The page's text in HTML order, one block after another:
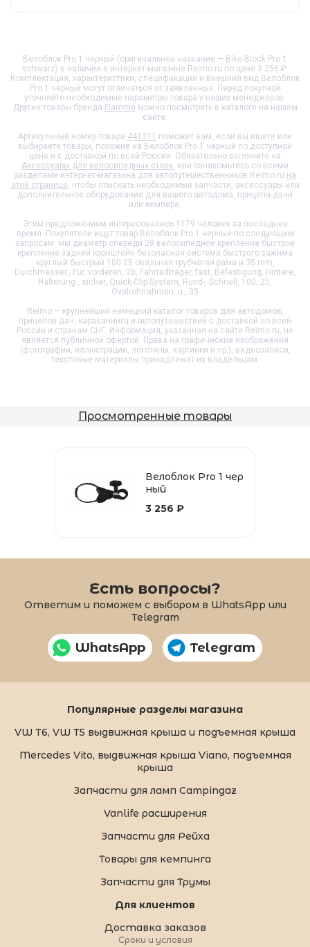
Велоблок Pro 1 черный (оригинальное название — Bike-Block Pro 1
schwarz) в наличии в интернет-магазине Reimo.ru по цене 3 256 ₽.
Комплектация, характеристики, спецификации и внешний вид Велоблок
Pro 1 черный могут отличаться от заявленных. Перед покупкой
уточняйте необходимые параметры товара у наших менеджеров.
Другие товары бренда Fiamma можно посмотреть в каталоге на нашем
сайте.
Артикульный номер товара 441311 поможет вам, если вы ищете или
выбираете товары, похожие на Велоблок Pro 1 черный по доступной
цене и с доставкой по всей России. Обязательно взгляните на
Аксессуары для велосипедных стоек , или ознакомьтесь со всеми
разделами интернет-магазина для автопутешественников Reimo.ru на
этой странице , чтобы отыскать необходимые запчасти, аксессуары или
дополнительное оборудование для вашего автодома, прицепа-дачи
или кемпера.
Этим предложением интересовались 1179 человек за последнее
время. Покупатели ищут товар Велоблок Pro 1 черный по следующим
запросам: мм диаметр спереди 28 велосипедное крепление быстрое
крепление задний кронштейн безопасная система быстрого зажима
круглый быстрый 100 25 овальная трубчатая рама и 35 mm,
Durchmesser., Für, vorderen, 28, Fahrradträger, fast, Befestigung, Hintere,
Halterung., sicher, Quick-Clip-System, Rund-, Schnell, 100, 25,
Ovalrohrrahmen, u., 35
Reimo — крупнейший немецкий каталог товаров для автодомов,
прицепов-дач, караванинга и автопутешествий с доставкой по всей
России и странам СНГ. Информация, указанная на сайте Reimo.ru, не
является публичной офертой. Права на графические изображения
(фотографии, иллюстрации, логотипы, картинки и пр.), видеозаписи,
текстовые материалы принадлежат их владельцам.
Просмотренные товары
Велоблок Pro 1 чер
ный
3 256 ₽
Есть вопросы?
Ответим и поможем с выбором в WhatsApp или
Telegram
WhatsApp Telegram
Популярные разделы магазина
VW T6, VW T5 выдвижная крыша и подъемная крыша
Mercedes Vito, выдвижная крыша Viano, подъемная
крыша
Запчасти для ламп Campingaz
Vanlife расширения
Запчасти для Рейха
Товары для кемпинга
Запчасти для Трумы
Для клиентов
Доставка заказов
Сроки и условия